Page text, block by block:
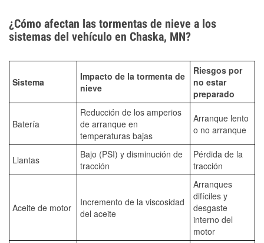
¿Cómo afectan las tormentas de nieve a los
sistemas del vehículo en Chaska, MN?
Sistema
Impacto de la tormenta de
nieve
Riesgos por
no estar
preparado
Batería
Reducción de los amperios
de arranque en
temperaturas bajas
Arranque lento
o no arranque
Llantas
Bajo (PSI) y disminución de
tracción
Pérdida de la
tracción
Aceite de motor
Incremento de la viscosidad
del aceite
Arranques
difíciles y
desgaste
interno del
motor